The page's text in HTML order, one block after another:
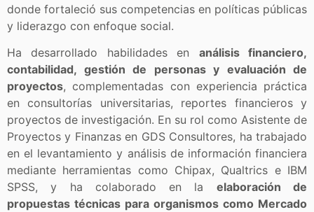
donde fortaleció sus competencias en políticas públicas
y liderazgo con enfoque social.
Ha desarrollado habilidades en análisis financiero,
contabilidad, gestión de personas y evaluación de
proyectos, complementadas con experiencia práctica
en consultorías universitarias, reportes financieros y
proyectos de investigación. En su rol como Asistente de
Proyectos y Finanzas en GDS Consultores, ha trabajado
en el levantamiento y análisis de información financiera
mediante herramientas como Chipax, Qualtrics e IBM
SPSS, y ha colaborado en la elaboración de
propuestas técnicas para organismos como Mercado